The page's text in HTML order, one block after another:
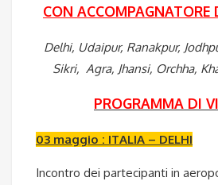
CON ACCOMPAGNATORE
Delhi, Udaipur, Ranakpur,
Sikri, Agra, Jhansi, Orchha,
PROGRAMMA DI
03 maggio : ITALIA – DELHI
Incontro dei partecipanti in